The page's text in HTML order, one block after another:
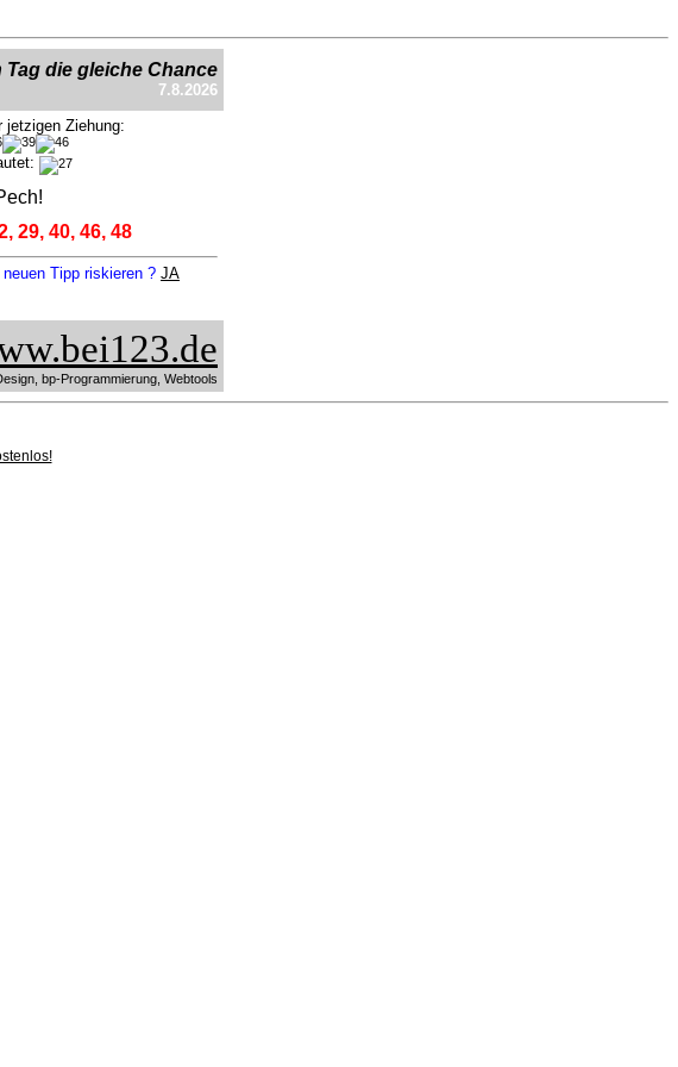
Tag die gleiche Chance
7.8.2026
jetzigen Ziehung:
29, 40, 46, 48
Tipp riskieren ? JA
bp-Programmierung, Webtools